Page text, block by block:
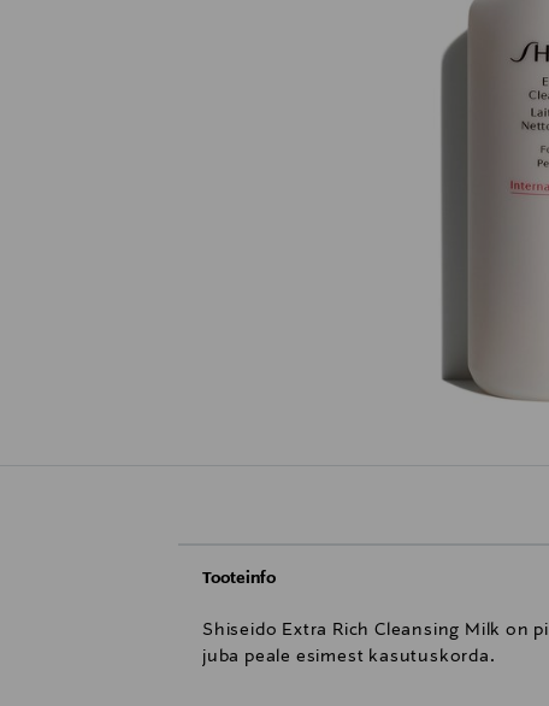
Tooteinfo
Shiseido Extra Rich Cleansing Milk on
juba peale esimest kasutuskorda.